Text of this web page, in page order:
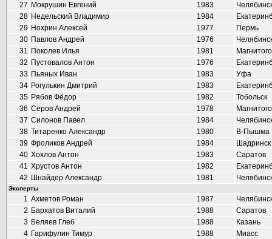
27 Мокрушин Евгений 1983
28 Недельский Владимир 1984
29 Нохрин Алексей 1977
Пермь
30 Павлов Андрей 1976
31 Поколев Илья 1981
32 Пустовалов Антон 1976
33 Пьяных Иван 1983
Уфа
34 Рогулькин Дмитрий 1983
35 Рябов Фёдор 1982
Тобольск
36 Серов Андрей 1978
37 Силонов Павел 1984
38 Титаренко Александр 1980
В-Пышма
39 Фроликов Андрей 1984
Шадринск
40 Хохлов Антон 1983
Саратов
41 Хрустов Антон 1982
42 Шнайдер Александр 1981
Эксперты
1 Ахметов Роман 1987
2 Бархатов Виталий 1988
Саратов
3 Беляев Глеб 1988
Казань
4 Гарифулин Тимур 1988
Миасс